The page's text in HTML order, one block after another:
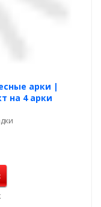
арки |
на 4 арки